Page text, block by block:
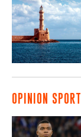
OPINION SPORT